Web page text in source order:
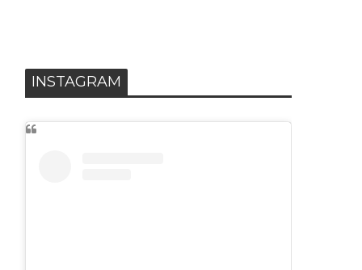
INSTAGRAM